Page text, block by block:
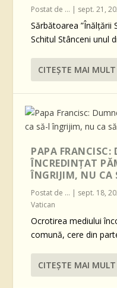
Postat de ... | sept. 21,
Sărbătoarea ”Înălțării
Schitul Stânceni unul
CITEŞTE MAI MULT
PAPA FRANCISC:
ÎNCREDINȚAT
ÎNGRIJIM, NU CA
Postat de ... | sept. 18,
Vatican
Ocrotirea mediului
comună, cere din
CITEŞTE MAI MULT